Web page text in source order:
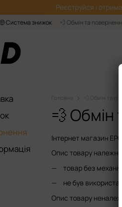
Реєструйся і
🤑 Система знижок 💨 Обмін та
💨 Обмін та
💨 Обмін
Інтернет магазин
Опис товару належної
товар без
не був
Опис товару